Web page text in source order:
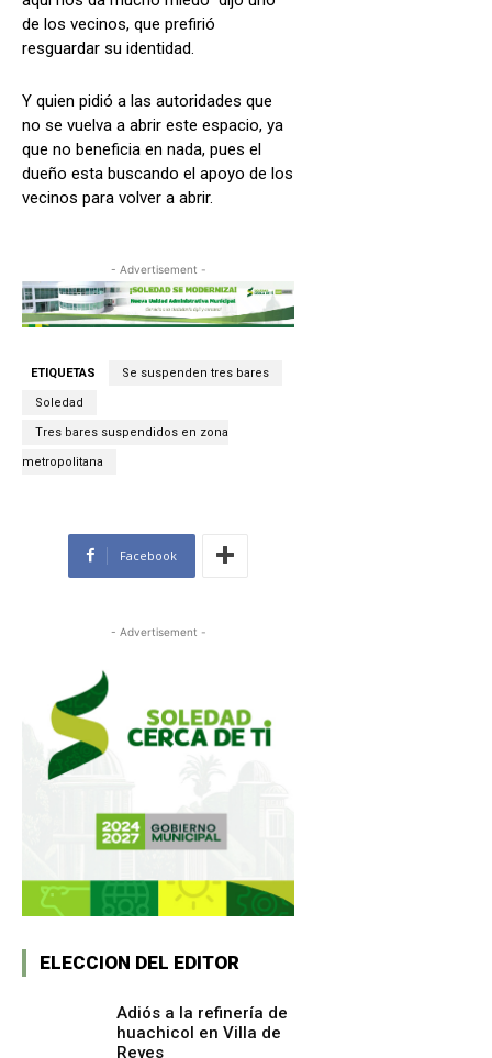
de los vecinos, que prefirió
resguardar su identidad.
Y quien pidió a las autoridades que
no se vuelva a abrir este espacio, ya
que no beneficia en nada, pues el
dueño esta buscando el apoyo de los
vecinos para volver a abrir.
- Advertisement -
ETIQUETAS Se suspenden tres bares
Soledad
Tres bares suspendidos en zona
metropolitana
Facebook
- Advertisement -
ELECCION DEL EDITOR
Adiós a la refinería de
huachicol en Villa de
Reyes